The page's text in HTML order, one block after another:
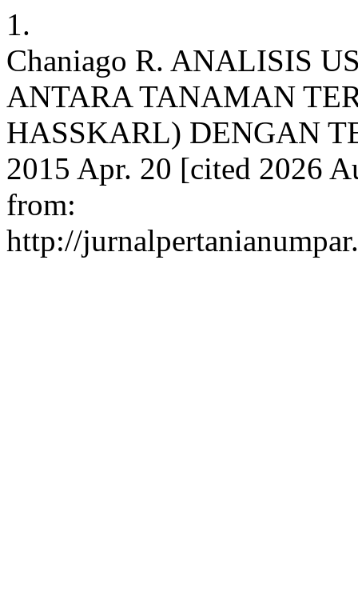
1.
Chaniago R. ANALISIS
ANTARA TANAMAN
HASSKARL) DENGAN
2015 Apr. 20 [cited 2026
from:
http://